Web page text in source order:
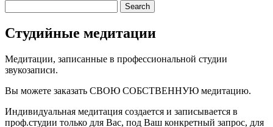
Студийные медитации
Медитации, записанные в профессиональной студии
звукозаписи.
Вы можете заказать СВОЮ СОБСТВЕННУЮ медитацию.
Индивидуальная медитация создается и записывается в
проф.студии только для Вас, под Ваш конкретный запрос, для